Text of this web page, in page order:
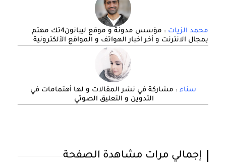
محمد الزيات
: مؤسس مدونة و موقع ليبانون4تك مهتم
بمجال الانترنت و أخر اخبار الهواتف و المواقع الألكترونية
سناء : مشاركة في نشر المقالات و لها أهتمامات في
التدوين و التعليق الصوتي
إجمالي مرات مشاهدة الصفحة